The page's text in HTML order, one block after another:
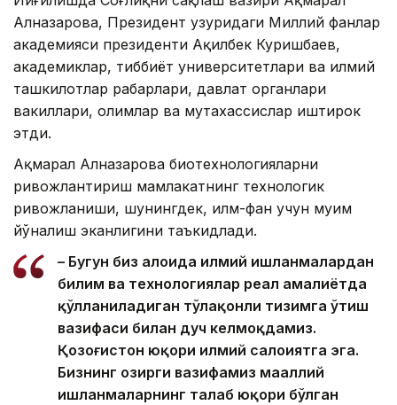
Алназарова, Президент ҳузуридаги Миллий фанлар
академияси президенти Ақилбек Куришбаев,
академиклар, тиббиёт университетлари ва илмий
ташкилотлар раҳбарлари, давлат органлари
вакиллари, олимлар ва мутахассислар иштирок
этди.
Ақмарал Алназарова биотехнологияларни
ривожлантириш мамлакатнинг технологик
ривожланиши, шунингдек, илм-фан учун муҳим
йўналиш эканлигини таъкидлади.
– Бугун биз алоҳида илмий ишланмалардан
билим ва технологиялар реал амалиётда
қўлланиладиган тўлақонли тизимга ўтиш
вазифаси билан дуч келмоқдамиз.
Қозоғистон юқори илмий салоҳиятга эга.
Бизнинг ҳозирги вазифамиз маҳаллий
ишланмаларнинг талаб юқори бўлган